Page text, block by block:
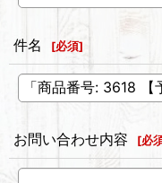
件名 [必須]
お問い合わせ内容 [必